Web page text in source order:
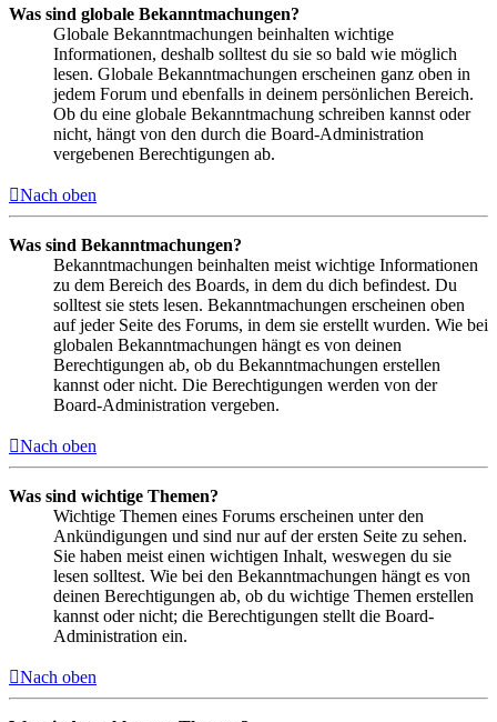
Was sind globale Bekanntmachungen?
Globale Bekanntmachungen beinhalten wichtige
Informationen, deshalb solltest du sie so bald wie möglich
lesen. Globale Bekanntmachungen erscheinen ganz oben in
jedem Forum und ebenfalls in deinem persönlichen Bereich.
Ob du eine globale Bekanntmachung schreiben kannst oder
nicht, hängt von den durch die Board-Administration
vergebenen Berechtigungen ab.
Nach oben
Was sind Bekanntmachungen?
Bekanntmachungen beinhalten meist wichtige Informationen
zu dem Bereich des Boards, in dem du dich befindest. Du
solltest sie stets lesen. Bekanntmachungen erscheinen oben
auf jeder Seite des Forums, in dem sie erstellt wurden. Wie bei
globalen Bekanntmachungen hängt es von deinen
Berechtigungen ab, ob du Bekanntmachungen erstellen
kannst oder nicht. Die Berechtigungen werden von der
Board-Administration vergeben.
Nach oben
Was sind wichtige Themen?
Wichtige Themen eines Forums erscheinen unter den
Ankündigungen und sind nur auf der ersten Seite zu sehen.
Sie haben meist einen wichtigen Inhalt, weswegen du sie
lesen solltest. Wie bei den Bekanntmachungen hängt es von
deinen Berechtigungen ab, ob du wichtige Themen erstellen
kannst oder nicht; die Berechtigungen stellt die Board-
Administration ein.
Nach oben